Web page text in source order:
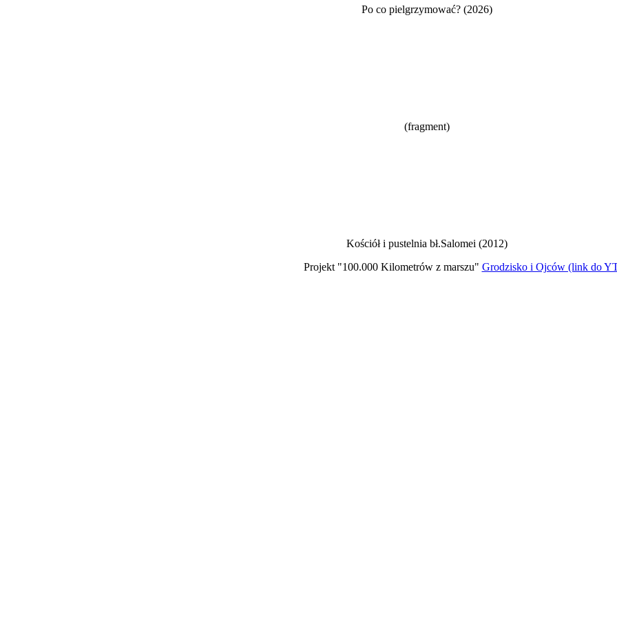
Po co pielgrzymować? (2026)
(fragment)
Kościół i pustelnia bł.Salomei (2012)
Projekt "100.000 Kilometrów z marszu" Grodzisko i Ojców (link do